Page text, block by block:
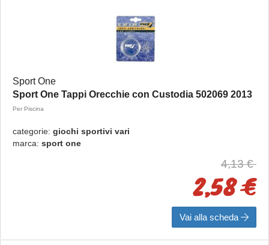
Sport One
Sport One Tappi Orecchie con Custodia 502069 2013
Per Piscina
categorie: giochi sportivi vari
marca: sport one
4,13 €
2,58 €
Vai alla scheda